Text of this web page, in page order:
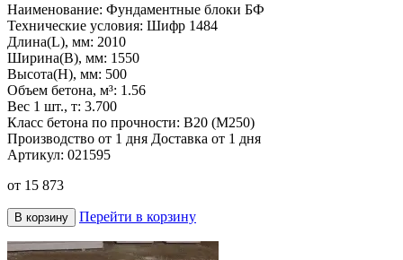
Наименование: Фундаментные блоки БФ
Технические условия: Шифр 1484
Длина(L), мм: 2010
Ширина(B), мм: 1550
Высота(H), мм: 500
Объем бетона, м³: 1.56
Вес 1 шт., т: 3.700
Класс бетона по прочности: B20 (M250)
Производство от 1 дня Доставка от 1 дня
Артикул: 021595
от 15 873
В корзину Перейти в корзину